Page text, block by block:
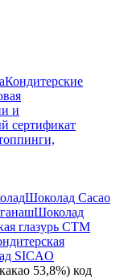
Кондитерские
и
сертификат
Шоколад Cacao
Шоколад
глазурь СТМ
SICAO
53,8%) код